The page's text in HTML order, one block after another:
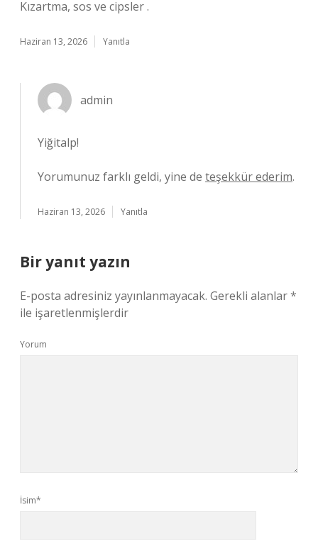
Kızartma, sos ve cipsler .
Haziran 13, 2026 Yanıtla
admin
Yiğitalp!
Yorumunuz farklı geldi, yine de teşekkür ederim.
Haziran 13, 2026 Yanıtla
Bir yanıt yazın
E-posta adresiniz yayınlanmayacak. Gerekli alanlar*
ile işaretlenmişlerdir
Yorum
İsim*